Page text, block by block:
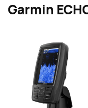
Garmin